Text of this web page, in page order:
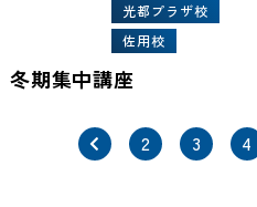
光都プラザ校
佐用校
冬期集中講座
2 3 4